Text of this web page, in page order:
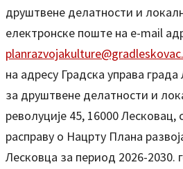
друштвене делатности и
електронске поште на e-mail
на адресу Градска управа
за друштвене делатности и
револуције 45, 16000 Лесковац,
расправу о Нацрту Плана
Лесковца за период 2026-2030.